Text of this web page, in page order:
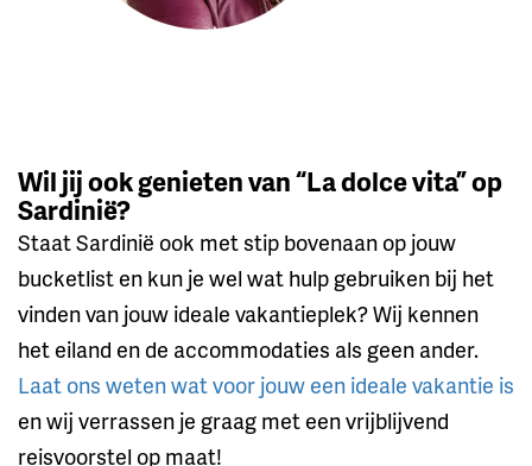
Wil jij ook genieten van “La dolce vita” op
Sardinië?
Staat Sardinië ook met stip bovenaan op jouw
bucketlist en kun je wel wat hulp gebruiken bij het
vinden van jouw ideale vakantieplek? Wij kennen
het eiland en de accommodaties als geen ander.
Laat ons weten wat voor jouw een ideale vakantie is
en wij verrassen je graag met een vrijblijvend
reisvoorstel op maat!